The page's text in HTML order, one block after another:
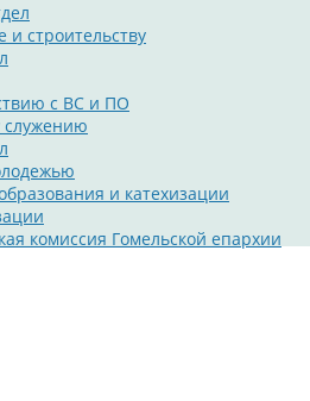
и строительству
с ВС и ПО
и катехизации
комиссия Гомельской епархии